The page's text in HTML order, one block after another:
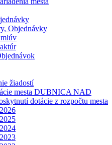
Objednávky
žiadostí
mesta DUBNICA NAD
dotácie z rozpočtu mesta